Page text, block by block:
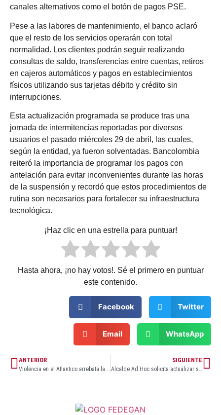
canales alternativos como el botón de pagos PSE.
Pese a las labores de mantenimiento, el banco aclaró
que el resto de los servicios operarán con total
normalidad. Los clientes podrán seguir realizando
consultas de saldo, transferencias entre cuentas, retiros
en cajeros automáticos y pagos en establecimientos
físicos utilizando sus tarjetas débito y crédito sin
interrupciones.
Esta actualización programada se produce tras una
jornada de intermitencias reportadas por diversos
usuarios el pasado miércoles 29 de abril, las cuales,
según la entidad, ya fueron solventadas. Bancolombia
reiteró la importancia de programar los pagos con
antelación para evitar inconvenientes durante las horas
de la suspensión y recordó que estos procedimientos de
rutina son necesarios para fortalecer su infraestructura
tecnológica.
¡Haz clic en una estrella para puntuar!
Hasta ahora, ¡no hay votos!. Sé el primero en puntuar
este contenido.
Facebook Twitter
Email WhatsApp
ANTERIOR
Violencia en el Atlantico arrebata la vida de menores más que enfermedades prevenibles
SIGUIENTE
Alcalde Ad Hoc solicita actualizar subsidios de arriendo para familias de Ciudad del Sol II tras 16 años de congelamiento